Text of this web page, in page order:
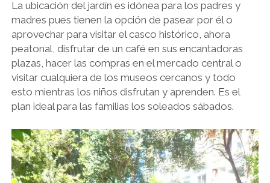
La ubicación del jardín es idónea para los padres y
madres pues tienen la opción de pasear por él o
aprovechar para visitar el casco histórico, ahora
peatonal, disfrutar de un café en sus encantadoras
plazas, hacer las compras en el mercado central o
visitar cualquiera de los museos cercanos y todo
esto mientras los niños disfrutan y aprenden. Es el
plan ideal para las familias los soleados sábados.